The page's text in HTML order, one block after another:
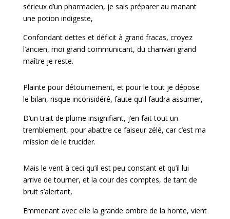
sérieux d’un pharmacien, je sais préparer au manant
une potion indigeste,
Confondant dettes et déficit à grand fracas, croyez
l’ancien, moi grand communicant, du charivari grand
maître je reste.
Plainte pour détournement, et pour le tout je dépose
le bilan, risque inconsidéré, faute qu’il faudra assumer,
D’un trait de plume insignifiant, j’en fait tout un
tremblement, pour abattre ce faiseur zélé, car c’est ma
mission de le trucider.
Mais le vent à ceci qu’il est peu constant et qu’il lui
arrive de tourner, et la cour des comptes, de tant de
bruit s’alertant,
Emmenant avec elle la grande ombre de la honte, vient